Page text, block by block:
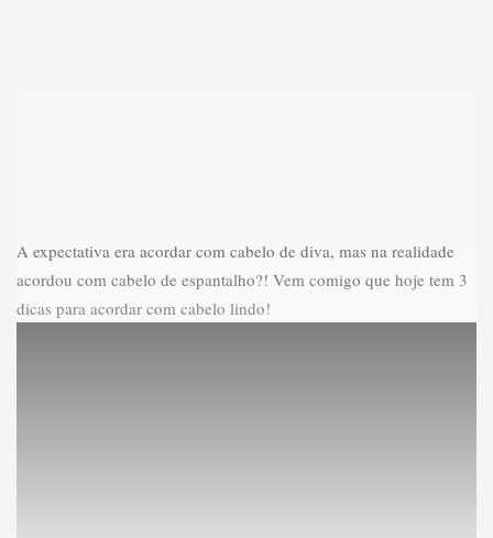
A expectativa era acordar com cabelo de diva, mas na realidade
acordou com cabelo de espantalho?! Vem comigo que hoje tem 3
dicas para acordar com cabelo lindo!